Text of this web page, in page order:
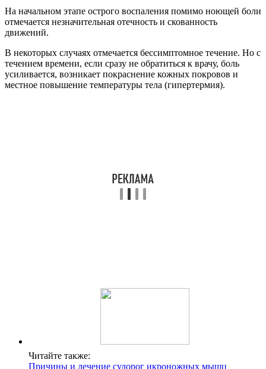
На начальном этапе острого воспаления помимо ноющей боли
отмечается незначительная отечность и скованность
движений.
В некоторых случаях отмечается бессимптомное течение. Но с
течением времени, если сразу не обратиться к врачу, боль
усиливается, возникает покраснение кожных покровов и
местное повышение температуры тела (гипертермия).
Читайте также:
Причины и лечение судорог икроножных мышц